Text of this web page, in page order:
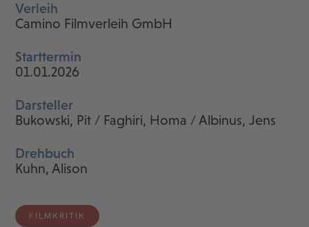
Verleih
Camino Filmverleih GmbH
Starttermin
01.01.2026
Darsteller
Bukowski, Pit / Faghiri, Homa / Albinus, Jens
Drehbuch
Kuhn, Alison
FILMKRITIK